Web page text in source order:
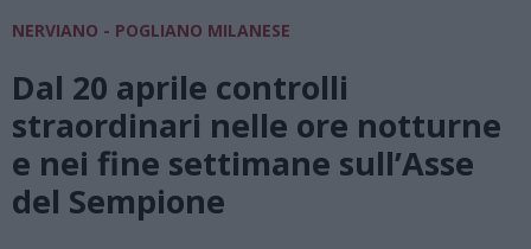
NERVIANO - POGLIANO MILANESE
Dal 20 aprile controlli
straordinari nelle ore notturne
e nei fine settimane sull’Asse
del Sempione